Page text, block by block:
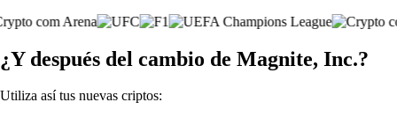
¿Y después del cambio de Magnite, Inc.?
Utiliza así tus nuevas criptos: